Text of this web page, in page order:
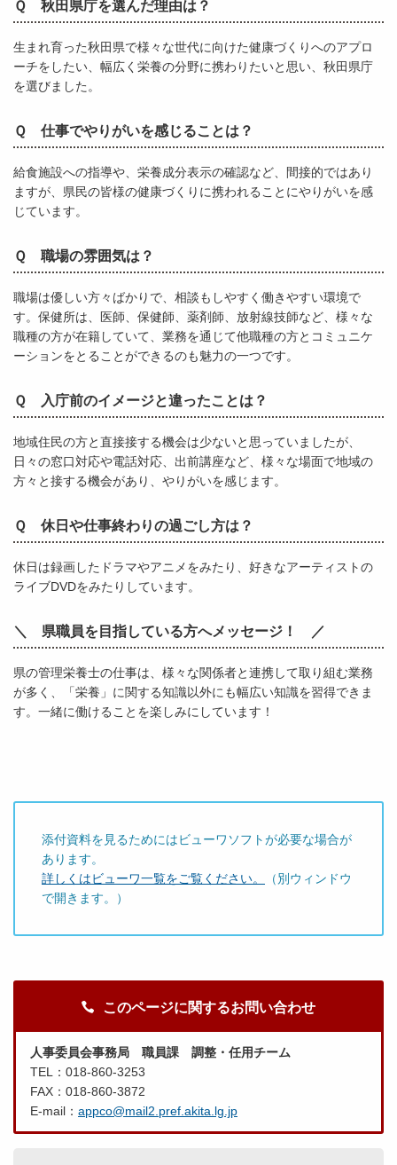
Ｑ 秋田県庁を選んだ理由は？
生まれ育った秋田県で様々な世代に向けた健康づくりへのアプロ
ーチをしたい、幅広く栄養の分野に携わりたいと思い、秋田県庁
を選びました。
Ｑ 仕事でやりがいを感じることは？
給食施設への指導や、栄養成分表示の確認など、間接的ではあり
ますが、県民の皆様の健康づくりに携われることにやりがいを感
じています。
Ｑ 職場の雰囲気は？
職場は優しい方々ばかりで、相談もしやすく働きやすい環境で
す。保健所は、医師、保健師、薬剤師、放射線技師など、様々な
職種の方が在籍していて、業務を通じて他職種の方とコミュニケ
ーションをとることができるのも魅力の一つです。
Ｑ 入庁前のイメージと違ったことは？
地域住民の方と直接接する機会は少ないと思っていましたが、
日々の窓口対応や電話対応、出前講座など、様々な場面で地域の
方々と接する機会があり、やりがいを感じます。
Ｑ 休日や仕事終わりの過ごし方は？
休日は録画したドラマやアニメをみたり、好きなアーティストの
ライブDVDをみたりしています。
＼ 県職員を目指している方へメッセージ！ ／
県の管理栄養士の仕事は、様々な関係者と連携して取り組む業務
が多く、「栄養」に関する知識以外にも幅広い知識を習得できま
す。一緒に働けることを楽しみにしています！
添付資料を見るためにはビューワソフトが必要な場合が
あります。
詳しくはビューワ一覧をご覧ください。
（別ウィンドウ
で開きます。）
このページに関するお問い合わせ
人事委員会事務局 職員課 調整・任用チーム
TEL：018-860-3253
FAX：018-860-3872
E-mail： appco@mail2.pref.akita.lg.jp